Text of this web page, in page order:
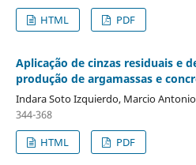
HTML
PDF
Aplicação de cinzas residuais e
produção de argamassas e
Indara Soto Izquierdo, Marcio
344-368
HTML
PDF